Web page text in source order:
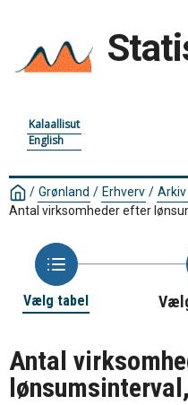
Kalaallisut
English
/ Grønland / Erhverv /
Antal virksomheder efter
Vælg tabel
Antal